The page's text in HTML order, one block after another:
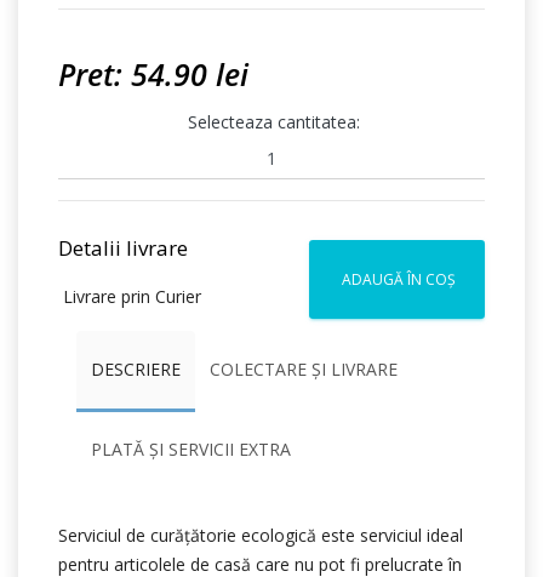
Pret: 54.90 lei
Selecteaza cantitatea:
ADAUGĂ ÎN COȘ
Detalii livrare
Livrare prin Curier
DESCRIERE COLECTARE ȘI LIVRARE
PLATĂ ȘI SERVICII EXTRA
Serviciul de curățătorie ecologică este serviciul ideal
pentru articolele de casă care nu pot fi prelucrate în